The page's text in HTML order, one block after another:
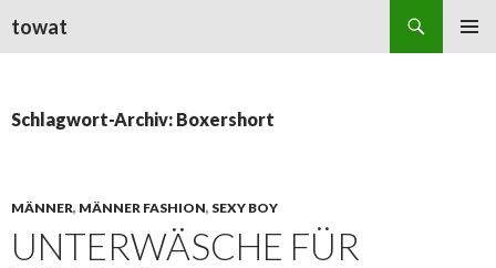
towat
Schlagwort-Archiv: Boxershort
MÄNNER, MÄNNER FASHION, SEXY BOY
UNTERWÄSCHE FÜR